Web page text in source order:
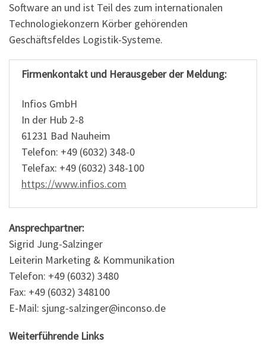
Software an und ist Teil des zum internationalen
Technologiekonzern Körber gehörenden
Geschäftsfeldes Logistik-Systeme.
Firmenkontakt und Herausgeber der Meldung:
Infios GmbH
In der Hub 2-8
61231 Bad Nauheim
Telefon: +49 (6032) 348-0
Telefax: +49 (6032) 348-100
https://www.infios.com
Ansprechpartner:
Sigrid Jung-Salzinger
Leiterin Marketing & Kommunikation
Telefon: +49 (6032) 3480
Fax: +49 (6032) 348100
E-Mail: sjung-salzinger@inconso.de
Weiterführende Links